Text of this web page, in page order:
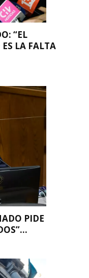
“EL
LA FALTA
PIDE